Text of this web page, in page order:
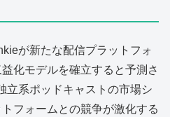
が新たな配信プラットフォ
化モデルを確立すると予測さ
立系ポッドキャストの市場シ
フォームとの競争が激化する